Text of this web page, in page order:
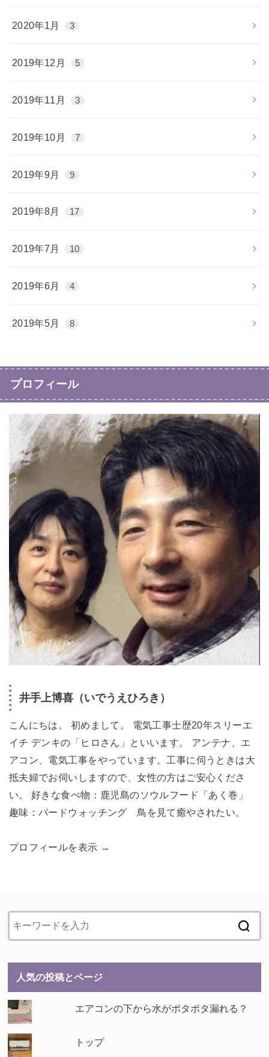
2020年1月 3
2019年12月 5
2019年11月 3
2019年10月 7
2019年9月 9
2019年8月 17
2019年7月 10
2019年6月 4
2019年5月 8
プロフィール
井手上博喜（いでうえひろき）
こんにちは。 初めまして。 電気工事士歴20年スリーエ
イチ デンキの「ヒロさん」といいます。 アンテナ、エ
アコン、電気工事をやっています。工事に伺うときは大
抵夫婦でお伺いしますので、女性の方はご安心くださ
い。 好きな食べ物：鹿児島のソウルフード「あく巻」
趣味：バードウォッチング 鳥を見て癒やされたい。
プロフィールを表示 →
人気の投稿とページ
エアコンの下から水がポタポタ漏れる？
トップ